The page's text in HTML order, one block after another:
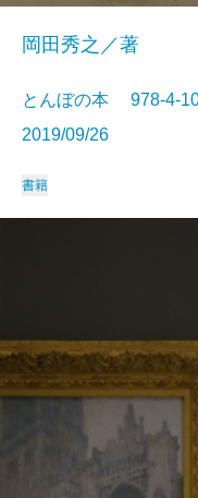
岡田秀之／著
とんぼの本 978-4-
2019/09/26
書籍